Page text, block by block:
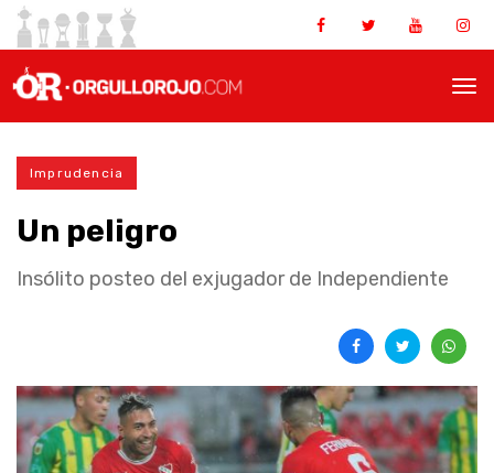
Imprudencia
Un peligro
Insólito posteo del exjugador de Independiente